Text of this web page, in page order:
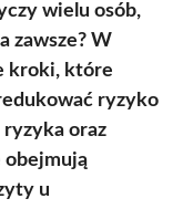
wielu osób,
zawsze? W
kroki, które
ryzyko
ryzyka oraz
obejmują
u